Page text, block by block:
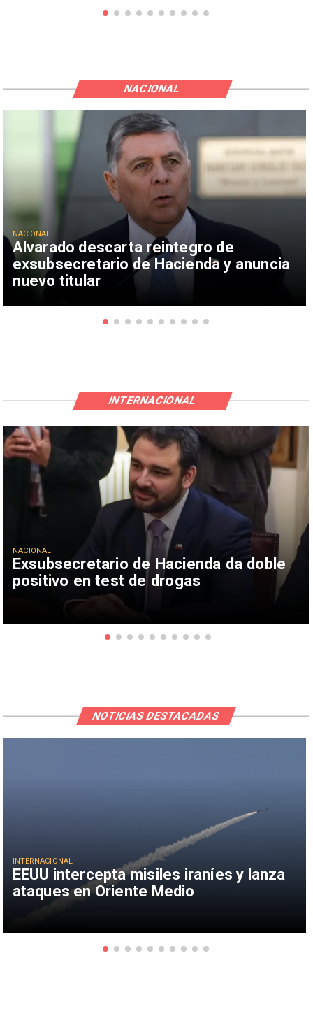
Alvarado descarta reintegro de
exsubsecretario de Hacienda y anuncia
nuevo titular
NACIONAL
NACIONAL
Exsubsecretario de Hacienda da doble
positivo en test de drogas
NACIONAL
INTERNACIONAL
EEUU intercepta misiles iraníes y lanza
ataques en Oriente Medio
INTERNACIONAL
NOTICIAS DESTACADAS